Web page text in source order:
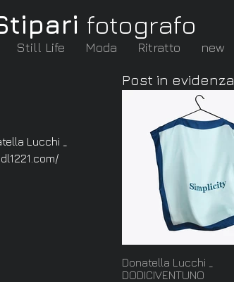
fotografo
Still Life Moda Ritratto new
Lucchi _
Post in evidenza
Donatella Lucchi _
DODICIVENTUNO